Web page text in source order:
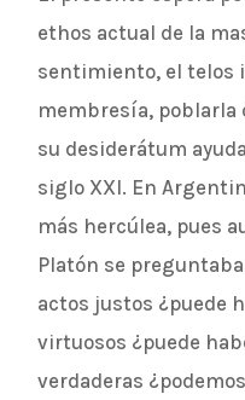
ethos actual de la
sentimiento, el telos
membresía, poblarla
su desiderátum
siglo XXI. En
más hercúlea, pues
Platón se
actos justos ¿puede
virtuosos ¿puede
verdaderas